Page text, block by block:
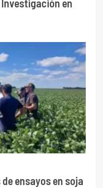
en
ensayos en soja